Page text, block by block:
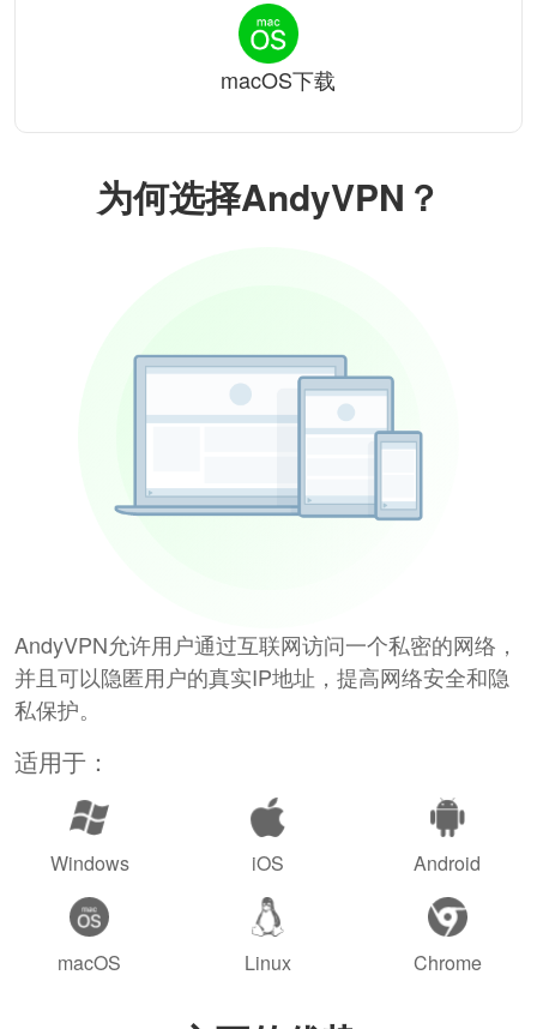
为何选择AndyVPN？
AndyVPN允许用户通过互联网访问一个私密的网络，
并且可以隐匿用户的真实IP地址，提高网络安全和隐
私保护。
适用于：
Windows iOS Android
macOS Linux Chrome
macOS下载